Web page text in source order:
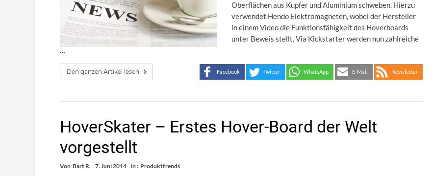
Oberflächen aus Kupfer und Aluminium schweben. Hierzu
verwendet Hendo Elektromagneten, wobei der Hersteller
in einem Video die Funktionsfähigkeit des Hoverboards
unter Beweis stellt. Via Kickstarter werden nun zahlreiche
…
Den ganzen Artikel lesen Facebook Twitter WhatsApp E-Mail Newsletter
HoverSkater – Erstes Hover-Board der Welt
vorgestellt
Von Bart R. 7. Juni 2014 in : Produkttrends